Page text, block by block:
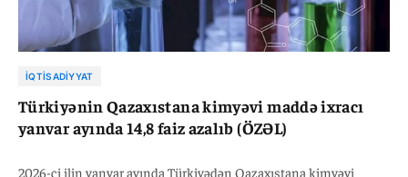
İQTISADIYYAT
Türkiyənin Qazaxıstana kimyəvi maddə ixracı
yanvar ayında 14,8 faiz azalıb (ÖZƏL)
2026-ci ilin yanvar ayında Türkiyədən Qazaxıstana kimyəvi